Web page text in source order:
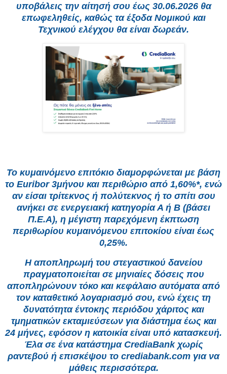
υποβάλεις την αίτησή σου έως 30.06.2026 θα
επωφεληθείς, καθώς τα έξοδα Νομικού και
Τεχνικού ελέγχου θα είναι δωρεάν.
Το κυμαινόμενο επιτόκιο διαμορφώνεται με βάση
το Euribor 3μήνου και περιθώριο από 1,60%*, ενώ
αν είσαι τρίτεκνος ή πολύτεκνος ή το σπίτι σου
ανήκει σε ενεργειακή κατηγορία Α ή Β (βάσει
Π.Ε.Α), η μέγιστη παρεχόμενη έκπτωση
περιθωρίου κυμαινόμενου επιτοκίου είναι έως
0,25%.
Η αποπληρωμή του στεγαστικού δανείου
πραγματοποιείται σε μηνιαίες δόσεις που
αποπληρώνουν τόκο και κεφάλαιο αυτόματα από
τον καταθετικό λογαριασμό σου, ενώ έχεις τη
δυνατότητα έντοκης περιόδου χάριτος και
τμηματικών εκταμιεύσεων για διάστημα έως και
24 μήνες, εφόσον η κατοικία είναι υπό κατασκευή.
Έλα σε ένα κατάστημα CrediaBank χωρίς
ραντεβού ή επισκέψου το crediabank.com για να
μάθεις περισσότερα.